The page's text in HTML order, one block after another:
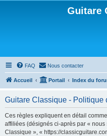
Guitare
FAQ Nous contacter
Accueil Portail Index du
Guitare Classique - Politique
Ces règles expliquent en détail
affiliées (désignés ci-après par « nous
Classique », « https://